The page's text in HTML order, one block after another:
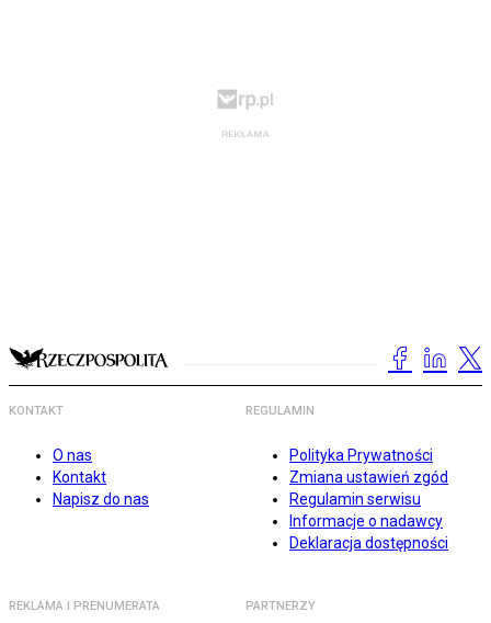
KONTAKT
O nas
Kontakt
Napisz do nas
REGULAMIN
Polityka Prywatności
Zmiana ustawień zgód
Regulamin serwisu
Informacje o nadawcy
Deklaracja dostępności
REKLAMA I PRENUMERATA PARTNERZY